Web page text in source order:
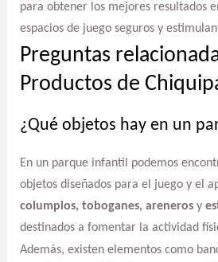
para obtener los mejores resultados
espacios de juego seguros y
Preguntas
Productos de
¿Qué objetos hay en un
En un parque infantil podemos
objetos diseñados para el juego y el
columpios, toboganes, arenerosy
destinados a fomentar la actividad
Además, existen elementos como